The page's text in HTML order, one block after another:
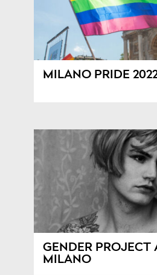
MILANO PRIDE
GENDER PROJECT
MILANO